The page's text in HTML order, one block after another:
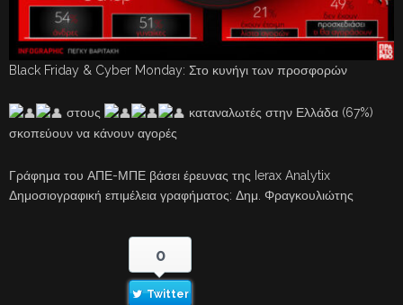
Black Friday & Cyber Monday: Στο κυνήγι των προσφορών
στους
καταναλωτές στην Ελλάδα (67%)
σκοπεύουν να κάνουν αγορές
Γράφημα του ΑΠΕ-ΜΠΕ βάσει έρευνας της Ierax Analytix
Δημοσιογραφική επιμέλεια γραφήματος: Δημ. Φραγκουλιώτης
0
Twitter